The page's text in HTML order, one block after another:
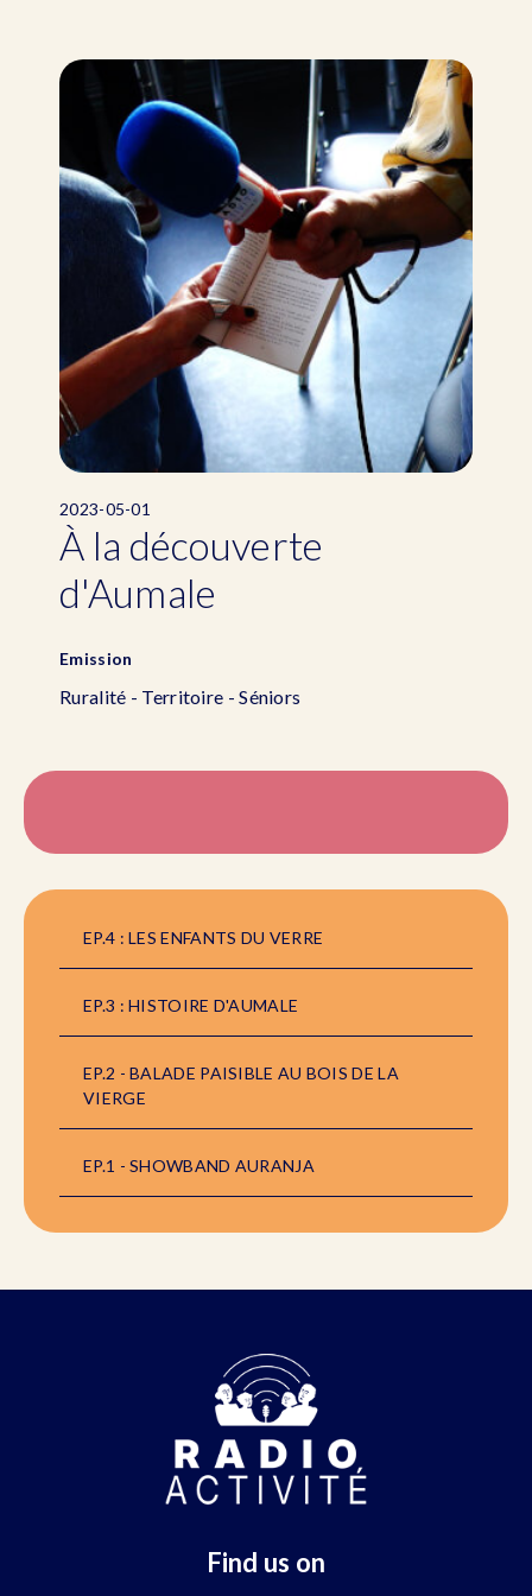
2023-05-01
À la découverte
d'Aumale
Emission
Ruralité - Territoire - Séniors
EP.4 : LES ENFANTS DU VERRE
EP.3 : HISTOIRE D'AUMALE
EP.2 - BALADE PAISIBLE AU BOIS DE LA
VIERGE
EP.1 - SHOWBAND AURANJA
Find us on